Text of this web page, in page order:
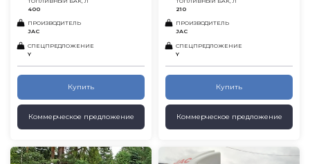
400
ПРОИЗВОДИТЕЛЬ
JAC
СПЕЦПРЕДЛОЖЕНИЕ
Y
Купить
Коммерческое предложение
210
ПРОИЗВОДИТЕЛЬ
JAC
СПЕЦПРЕДЛОЖЕНИЕ
Y
Купить
Коммерческое предложение